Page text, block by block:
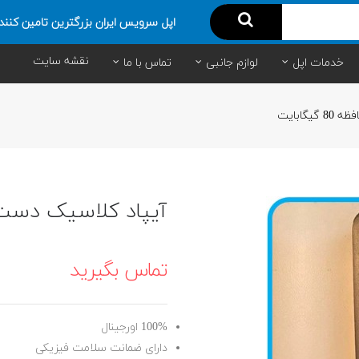
اپل سرویس ایران بزرگترین تامین
خدمات اپل لوازم جانبی تماس با ما نقشه سایت
آیپاد کلاسیک دست دوم
تماس بگیرید
100% اورجینال
دارای ضمانت سلامت فیزیکی